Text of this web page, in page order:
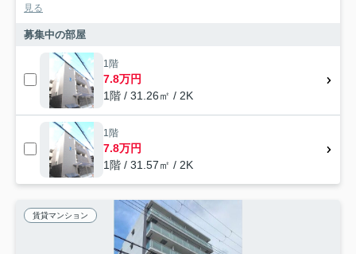
見る
募集中の部屋
1階
7.8万円
1階 / 31.26㎡ / 2K
1階
7.8万円
1階 / 31.57㎡ / 2K
賃貸マンション